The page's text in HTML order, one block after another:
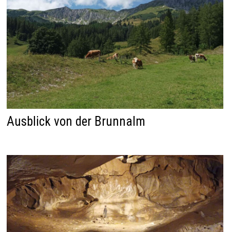
Ausblick von der Brunnalm